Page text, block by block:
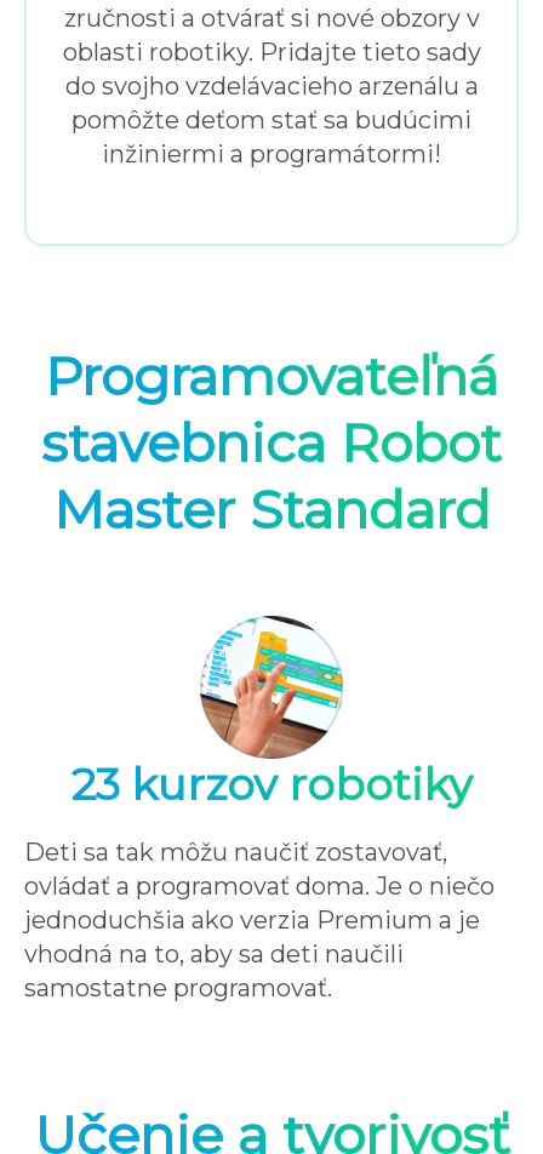
zručnosti a otvárať si nové obzory v
oblasti robotiky. Pridajte tieto sady
do svojho vzdelávacieho arzenálu a
pomôžte deťom stať sa budúcimi
inžiniermi a programátormi!
Programovateľná
stavebnica Robot
Master Standard
23 kurzov robotiky
Deti sa tak môžu naučiť zostavovať,
ovládať a programovať doma. Je o niečo
jednoduchšia ako verzia Premium a je
vhodná na to, aby sa deti naučili
samostatne programovať.
Učenie a tvorivosť